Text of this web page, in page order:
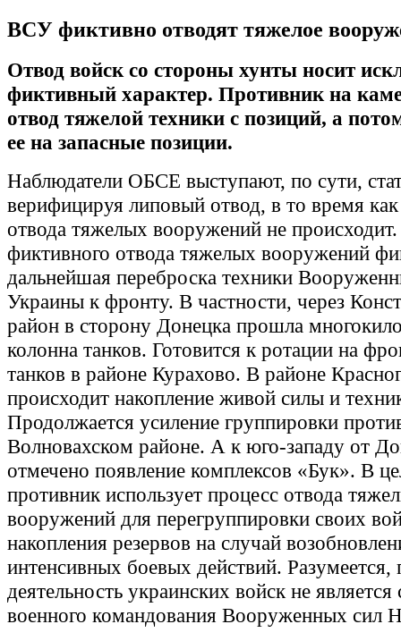
ВСУ фиктивно отводят тяжелое
Отвод войск со стороны хунты носит
фиктивный характер. Противник на
отвод тяжелой техники с позиций, а
ее на запасные позиции.
Наблюдатели ОБСЕ выступают, по сути,
верифицируя липовый отвод, в то время как
отвода тяжелых вооружений не
фиктивного отвода тяжелых вооружений
дальнейшая переброска техники
Украины к фронту. В частности, через
район в сторону Донецка прошла
колонна танков. Готовится к ротации на
танков в районе Курахово. В районе
происходит накопление живой силы и
Продолжается усиление группировки
Волновахском районе. А к юго-западу от
отмечено появление комплексов «Бук». В
противник использует процесс отвода
вооружений для перегруппировки своих
накопления резервов на случай
интенсивных боевых действий. Разумеется,
деятельность украинских войск не
военного командования Вооруженных сил